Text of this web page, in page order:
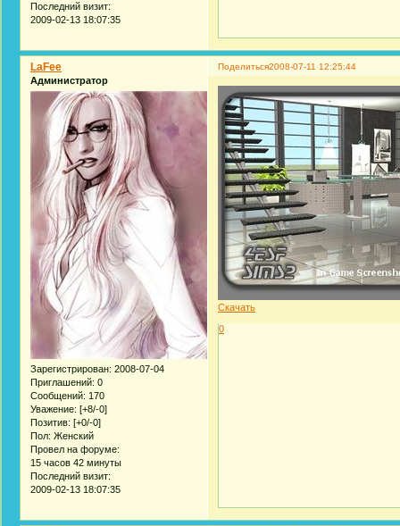
Последний визит:
2009-02-13 18:07:35
Поделиться2008-07-11 12:25:44
LaFee
Администратор
Зарегистрирован: 2008-07-04
Приглашений: 0
Сообщений: 170
Уважение: [+8/-0]
Позитив: [+0/-0]
Пол: Женский
Провел на форуме:
15 часов 42 минуты
Последний визит:
2009-02-13 18:07:35
Скачать
0